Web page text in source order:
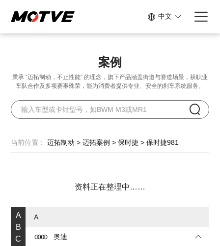
中文
案例
秉承 “迈拓制动，不止性能” 的理念，旗下产品涵盖街道与赛道场景， 获职业
车队合作及多项赛事殊荣，能为消费者提供专业、安全的刹车系统服务。
当前位置：迈拓制动 > 迈拓案例 > 保时捷 > 保时捷981
资料正在整理中……
A
B
C
A
奥迪